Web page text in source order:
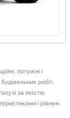
потужні і
робіт.
за якістю
і рівнем